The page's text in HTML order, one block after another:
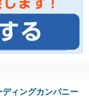
ィングカンパニー